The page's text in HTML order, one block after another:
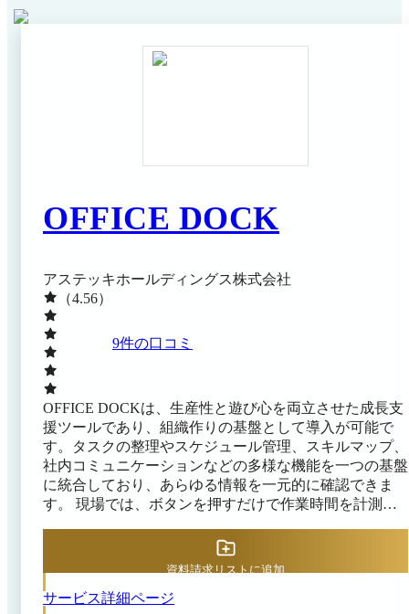
OFFICE DOCK
アステッキホールディングス株式会社
（4.56）
9件の口コミ
OFFICE DOCKは、生産性と遊び心を両立させた成長支
援ツールであり、組織作りの基盤として導入が可能で
す。タスクの整理やスケジュール管理、スキルマップ、
社内コミュニケーションなどの多様な機能を一つの基盤
に統合しており、あらゆる情報を一元的に確認できま
す。 現場では、ボタンを押すだけで作業時間を計測で
捗状況や、タスク実行データから自動で作成される日報
を用いることで、チーム内の動向を即座に把握できま
り、業務完了やスキルアップに応じてポイントが貯まる
サービス詳細ページ
資料請求リストに追加